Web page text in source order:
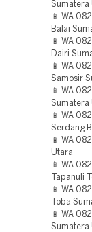
Sumatera
📱 WA
Balai
📱 WA
Dairi
📱 WA
Samosir
📱 WA
Sumatera
📱 WA
Serdang
📱 WA
Utara
📱 WA
Tapanuli
📱 WA
Toba
📱 WA
Sumatera